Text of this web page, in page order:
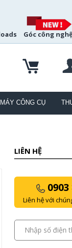
Góc công nghệ
MÁY CÔNG CỤ
LIÊN HỆ
0903
Liên hệ với